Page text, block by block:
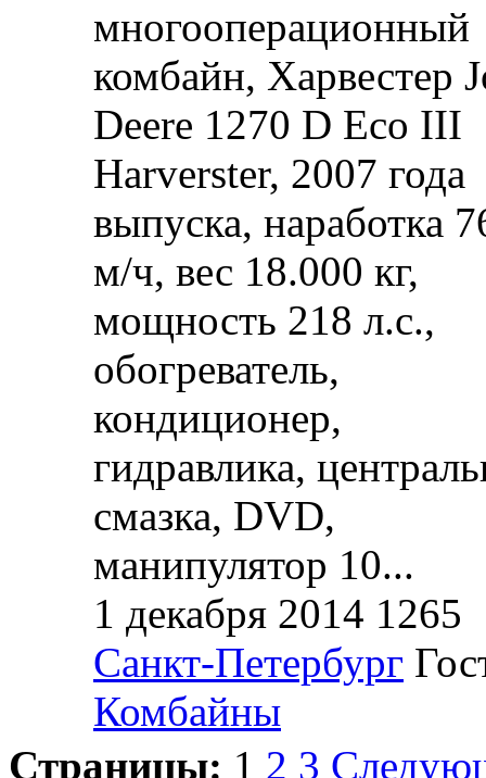
многооперационный
комбайн, Харвестер
Deere 1270 D Eco III
Harverster, 2007 года
выпуска, наработка
м/ч, вес 18.000 кг,
мощность 218 л.с.,
обогреватель,
кондиционер,
гидравлика,
смазка, DVD,
манипулятор 10...
1 декабря 2014 1265
Санкт-Петербург
Комбайны
Страницы: 1 2 3